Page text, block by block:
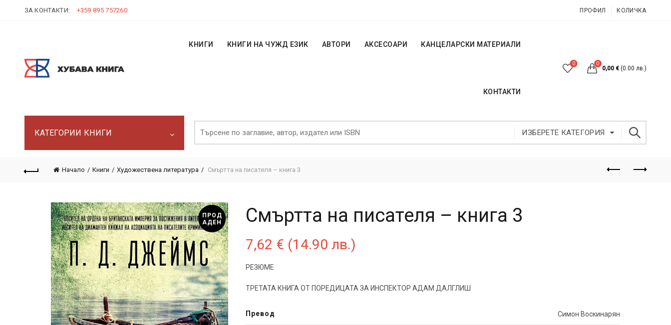
ЗА КОНТАКТИ: +359 895 757260 ПРОФИЛ КОЛИЧКА
КНИГИ КНИГИ НА ЧУЖД ЕЗИК АВТОРИ АКСЕСОАРИ КАНЦЕЛАРСКИ МАТЕРИАЛИ
КОНТАКТИ
0 0
0,00 € (0.00 лв.)
КАТЕГОРИИ КНИГИ ИЗБЕРЕТЕ КАТЕГОРИЯ
Начало Книги Художествена литература Смъртта на писателя – книга 3
ПРОД
АДЕН
Смъртта на писателя – книга 3
7,62 € (14.90 лв.)
РЕЗЮМЕ
ТРЕТАТА КНИГА ОТ ПОРЕДИЦАТА ЗА ИНСПЕКТОР АДАМ ДАЛГЛИШ
Превод Симон Воскинарян